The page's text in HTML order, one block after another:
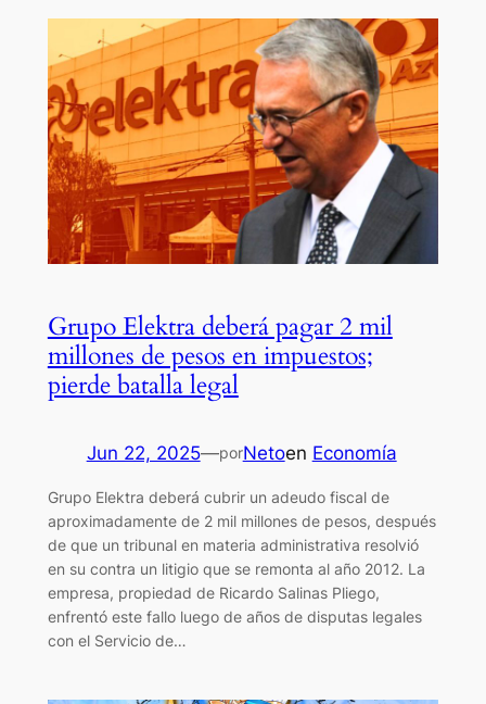
Grupo Elektra deberá pagar 2 mil
millones de pesos en impuestos;
pierde batalla legal
Jun 22, 2025—porNetoen Economía
Grupo Elektra deberá cubrir un adeudo fiscal de
aproximadamente de 2 mil millones de pesos, después
de que un tribunal en materia administrativa resolvió
en su contra un litigio que se remonta al año 2012. La
empresa, propiedad de Ricardo Salinas Pliego,
enfrentó este fallo luego de años de disputas legales
con el Servicio de…